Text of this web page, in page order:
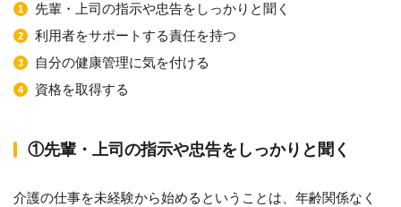
先輩・上司の指示や忠告をしっかりと聞く
利用者をサポートする責任を持つ
自分の健康管理に気を付ける
資格を取得する
①先輩・上司の指示や忠告をしっかりと聞く
介護の仕事を未経験から始めるということは、年齢関係なく